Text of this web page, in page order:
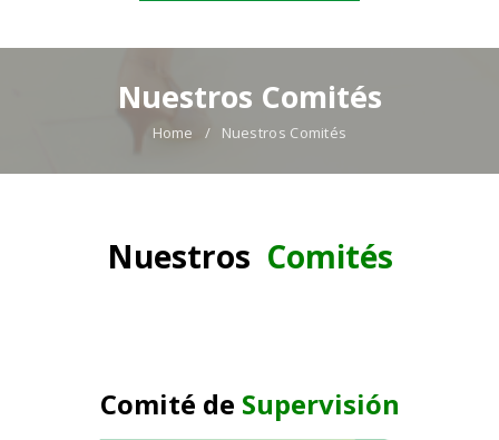
Nuestros Comités
Home Nuestros Comités
Nuestros Comités
Comité de Supervisión